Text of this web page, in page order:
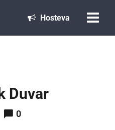
Hosteva
Duvar
0